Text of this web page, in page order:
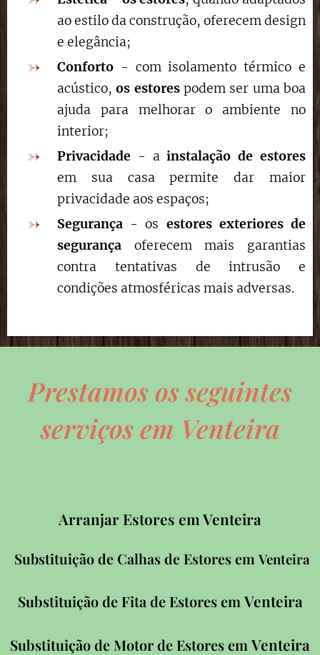
ao estilo da construção, oferecem design
e elegância;
Conforto - com isolamento térmico e
acústico,os estorespodem ser uma boa
ajuda para melhorar o ambiente no
interior;
Privacidade - ainstalação de estores
em sua casa permite dar maior
privacidade aos espaços;
Segurança - os estores exteriores de
segurança oferecem mais garantias
contra tentativas de intrusão e
condições atmosféricas mais adversas.
Prestamos os seguintes
serviços em Venteira
Arranjar Estores em Venteira
Substituição de Calhas de Estores em Venteira
Substituição de Fita de Estores emVenteira
Substituição de Motor de Estores emVenteira